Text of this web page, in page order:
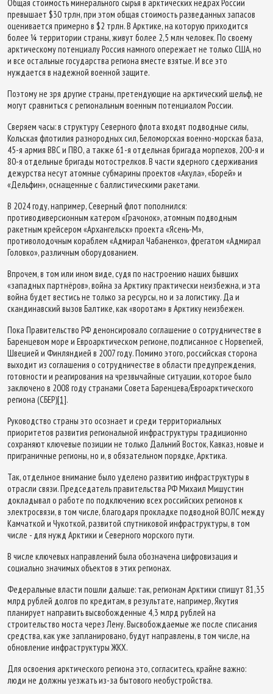
Общая стоимость минерального сырья в арктических недрах России
превышает $30 трлн, при этом общая стоимость разведанных запасов
оценивается примерно в $2 трлн. В Арктике, на которую приходится
более ¼ территории страны, живут более 2,5 млн человек. По своему
арктическому потенциалу Россия намного опережает не только США, но
и все остальные государства региона вместе взятые. И все это
нуждается в надежной военной защите.
Поэтому не зря другие страны, претендующие на арктический шельф, не
могут сравниться с региональным военным потенциалом России.
Сверяем часы: в структуру Северного флота входят подводные силы,
Кольская флотилия разнородных сил, Беломорская военно-морская база,
45-я армия ВВС и ПВО, а также 61-я отдельная бригада морпехов, 200-я и
80-я отдельные бригады мотострелков. В части ядерного сдерживания
дежурства несут атомные субмарины проектов «Акула», «Борей» и
«Дельфин», оснащенные с баллистическими ракетами.
В 2024 году, например, Северный флот пополнился:
противодиверсионным катером «Грачонок», атомным подводным
ракетным крейсером «Архангельск» проекта «Ясень-М»,
противолодочным кораблем «Адмирал Чабаненко», фрегатом «Адмирал
Головко», различным оборудованием.
Впрочем, в том или ином виде, судя по настроению наших бывших
«западных партнёров», война за Арктику практически неизбежна, и эта
война будет вестись не только за ресурсы, но и за логистику. Да и
скандинавский вызов Балтике, как «воротам» в Арктику неизбежен.
Пока Правительство РФ денонсировало соглашение о сотрудничестве в
Баренцевом море и Евроарктическом регионе, подписанное с Норвегией,
Швецией и Финляндией в 2007 году. Помимо этого, российская сторона
выходит из соглашения о сотрудничестве в области предупреждения,
готовности и реагирования на чрезвычайные ситуации, которое было
заключено в 2008 году странами Совета Баренцева/Евроарктического
региона (СБЕР)[1].
Руководство страны это осознает и среди территориальных
приоритетов развития региональной инфраструктуры традиционно
сохраняют ключевые позиции не только Дальний Восток, Кавказ, новые и
приграничные регионы, но и, в обязательном порядке, Арктика.
Так, отдельное внимание было уделено развитию инфраструктуры в
отрасли связи. Председатель правительства РФ Михаил Мишустин
докладывал о работе по подключению всех российских регионов к
электросвязи, в том числе, благодаря прокладке подводной ВОЛС между
Камчаткой и Чукоткой, развитой спутниковой инфраструктуры, в том
числе - для нужд Арктики и Северного морского пути.
В числе ключевых направлений была обозначена цифровизация и
социально значимых объектов в этих регионах.
Федеральные власти пошли дальше: так, регионам Арктики спишут 81,35
млрд рублей долгов по кредитам, в результате, например, Якутия
планирует направить высвобожденные 4,3 млрд рублей на
строительство моста через Лену. Высвобождаемые же после списания
средства, как уже запланировано, будут направлены, в том числе, на
обновление инфраструктуры ЖКХ.
Для освоения арктического региона это, согласитесь, крайне важно:
люди не должны уезжать из-за бытового необустройства.